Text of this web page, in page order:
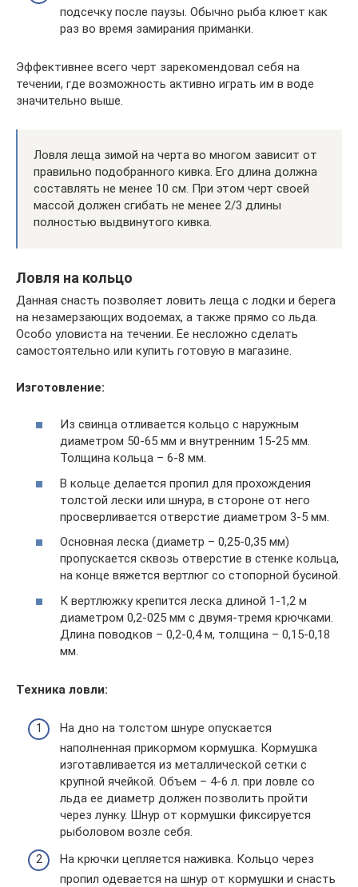
подсечку после паузы. Обычно рыба клюет как
раз во время замирания приманки.
Эффективнее всего черт зарекомендовал себя на
течении, где возможность активно играть им в воде
значительно выше.
Ловля леща зимой на черта во многом зависит от
правильно подобранного кивка. Его длина должна
составлять не менее 10 см. При этом черт своей
массой должен сгибать не менее 2/3 длины
полностью выдвинутого кивка.
Ловля на кольцо
Данная снасть позволяет ловить леща с лодки и берега
на незамерзающих водоемах, а также прямо со льда.
Особо уловиста на течении. Ее несложно сделать
самостоятельно или купить готовую в магазине.
Изготовление:
Из свинца отливается кольцо с наружным
диаметром 50-65 мм и внутренним 15-25 мм.
Толщина кольца – 6-8 мм.
В кольце делается пропил для прохождения
толстой лески или шнура, в стороне от него
просверливается отверстие диаметром 3-5 мм.
Основная леска (диаметр – 0,25-0,35 мм)
пропускается сквозь отверстие в стенке кольца,
на конце вяжется вертлюг со стопорной бусиной.
К вертлюжку крепится леска длиной 1-1,2 м
диаметром 0,2-025 мм с двумя-тремя крючками.
Длина поводков – 0,2-0,4 м, толщина – 0,15-0,18
мм.
Техника ловли:
На дно на толстом шнуре опускается
наполненная прикормом кормушка. Кормушка
изготавливается из металлической сетки с
крупной ячейкой. Объем – 4-6 л. при ловле со
льда ее диаметр должен позволить пройти
через лунку. Шнур от кормушки фиксируется
рыболовом возле себя.
На крючки цепляется наживка. Кольцо через
пропил одевается на шнур от кормушки и снасть